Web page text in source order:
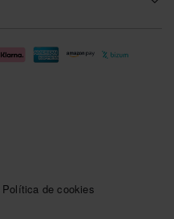
Política de cookies